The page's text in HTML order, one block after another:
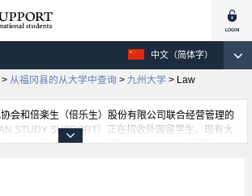
中文（简体字）
> 从福冈县的从大学中查询 > 九州大学 > Law
会和倍楽生（倍乐生）股份有限公司联合经营管理的
STUDY SUPPORT）正在招收外国留学生。现有大
、大学院、短大、专门学校的招生信息正登载于此
部、Sciences 学部、Medicine 学部、Dentistry 学